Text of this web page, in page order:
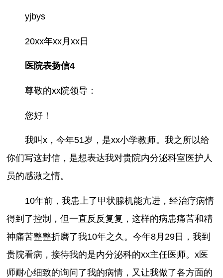
yjbys
20xx年xx月xx日
医院表扬信4
尊敬的xx院领导：
您好！
我叫x，今年51岁，是xx小学教师。我之所以给
你们写这封信，是想表达我对贵院内分泌科室医护人
员的感激之情。
10年前，我患上了甲状腺机能亢进，经治疗病情
得到了控制，但一直反反复复，这样的病患痛苦和精
神痛苦整整折磨了我10年之久。今年8月29日，我到
贵院看病，接待我的是内分泌科的xx主任医师。x医
师耐心细致的询问了我的病情，又让我做了各方面的